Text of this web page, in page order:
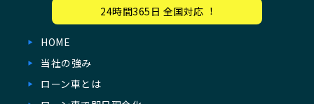
24時間365⽇ 全国対応︕
HOME
当社の強み
ローン車とは